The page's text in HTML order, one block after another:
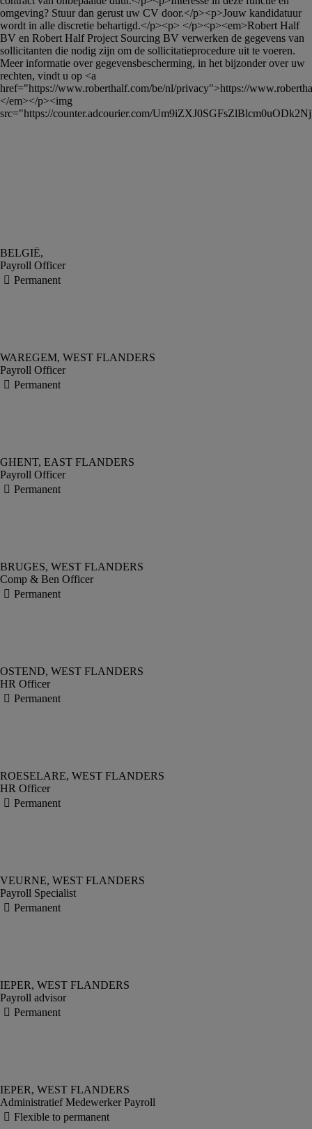
omgeving? Stuur dan gerust uw CV door.</p><p>Jouw kandidatuur
wordt in alle discretie behartigd.</p><p> </p><p><em>Robert Half
BV en Robert Half Project Sourcing BV verwerken de gegevens van
sollicitanten die nodig zijn om de sollicitatieprocedure uit te voeren.
Meer informatie over gegevensbescherming, in het bijzonder over uw
rechten, vindt u op <a
href="https://www.roberthalf.com/be/nl/privacy">https://
</em></p><img
src="https://counter.adcourier.com/
Payroll Officer
Payroll Officer
Payroll Officer
Comp & Ben Officer
HR Officer
HR Officer
Payroll Specialist
Payroll advisor
Administratief Medewerker Payroll